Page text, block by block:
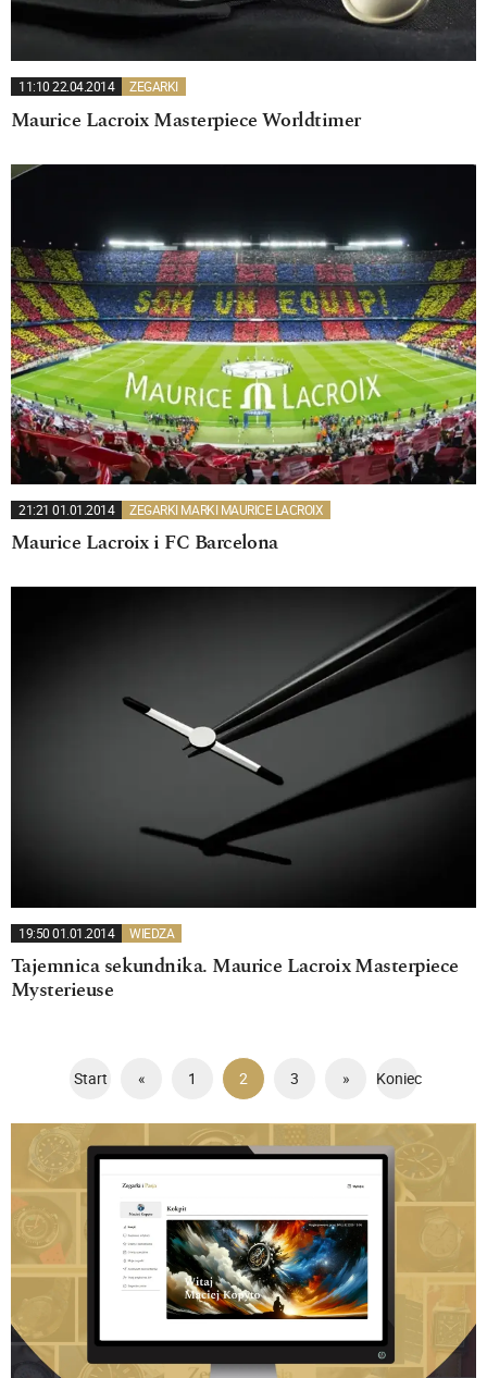
11:10 22.04.2014 ZEGARKI
Maurice Lacroix Masterpiece Worldtimer
21:21 01.01.2014 ZEGARKI MARKI MAURICE LACROIX
Maurice Lacroix i FC Barcelona
19:50 01.01.2014 WIEDZA
Tajemnica sekundnika. Maurice Lacroix Masterpiece
Mysterieuse
Start « 1 2 3 » Koniec